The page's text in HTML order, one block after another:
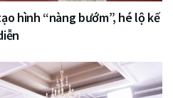
hình “nàng bướm”, hé lộ kế